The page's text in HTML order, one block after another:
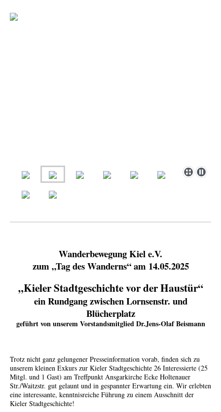
Wanderbewegung Kiel e.V.
zum „Tag des Wanderns“ am 14.05.2025
„Kieler Stadtgeschichte vor der Haustür“
ein Rundgang zwischen Lornsenstr. und
Blücherplatz
geführt von unserem Vorstandsmitglied Dr.Jens-Olaf Beismann
Trotz nicht ganz gelungener Presseinformation vorab, finden sich zu
unserem kleinen Exkurs zur Kieler Stadtgeschichte 26 Interessierte (25
Mitgl. und 1 Gast) am Treffpunkt Ansgarkirche Ecke Holtenauer
Str./Waitzstr. gut gelaunt und in gespannter Erwartung ein. Wir erlebten
eine interessante, kenntnisreiche Führung zu einem Ausschnitt der
Kieler Stadtgeschichte!